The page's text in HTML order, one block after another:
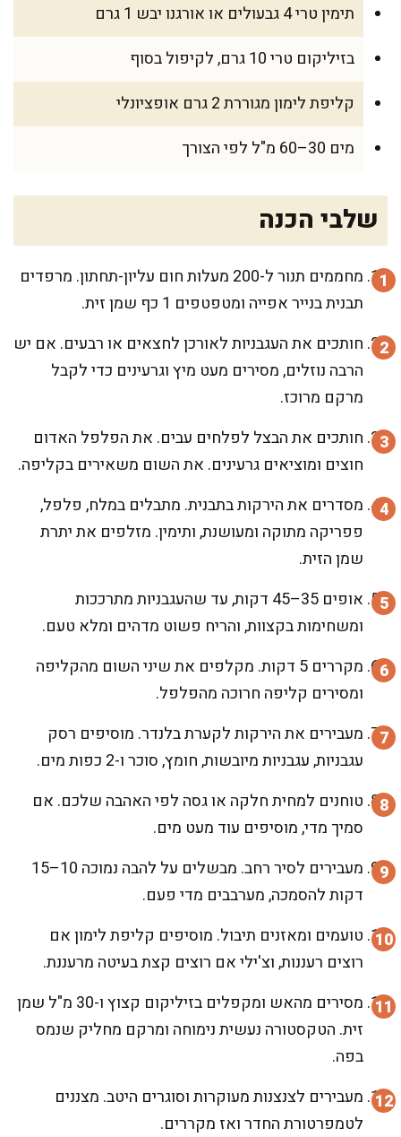
תימין טרי 4 גבעולים או אורגנו יבש 1 גרם
בזיליקום טרי 10 גרם, לקיפול בסוף
קליפת לימון מגוררת 2 גרם אופציונלי
מים 30–60 מ"ל לפי הצורך
שלבי הכנה
מחממים תנור ל-200 מעלות חום עליון-תחתון. מרפדים
תבנית בנייר אפייה ומטפטפים 1 כף שמן זית.
חותכים את העגבניות לאורכן לחצאים או רבעים. אם יש
הרבה נוזלים, מסירים מעט מיץ וגרעינים כדי לקבל
מרקם מרוכז.
חותכים את הבצל לפלחים עבים. את הפלפל האדום
חוצים ומוציאים גרעינים. את השום משאירים בקליפה.
מסדרים את הירקות בתבנית. מתבלים במלח, פלפל,
פפריקה מתוקה ומעושנת, ותימין. מזלפים את יתרת
שמן הזית.
אופים 35–45 דקות, עד שהעגבניות מתרככות
ומשחימות בקצוות, והריח פשוט מדהים ומלא טעם.
מקררים 5 דקות. מקלפים את שיני השום מהקליפה
ומסירים קליפה חרוכה מהפלפל.
מעבירים את הירקות לקערת בלנדר. מוסיפים רסק
עגבניות, עגבניות מיובשות, חומץ, סוכר ו-2 כפות מים.
טוחנים למחית חלקה או גסה לפי האהבה שלכם. אם
סמיך מדי, מוסיפים עוד מעט מים.
מעבירים לסיר רחב. מבשלים על להבה נמוכה 10–15
דקות להסמכה, מערבבים מדי פעם.
טועמים ומאזנים תיבול. מוסיפים קליפת לימון אם
רוצים רעננות, וצ'ילי אם רוצים קצת בעיטה מרעננת.
מסירים מהאש ומקפלים בזיליקום קצוץ ו-30 מ"ל שמן
זית. הטקסטורה נעשית נימוחה ומרקם מחליק שנמס
בפה.
מעבירים לצנצנות מעוקרות וסוגרים היטב. מצננים
לטמפרטורת החדר ואז מקררים.